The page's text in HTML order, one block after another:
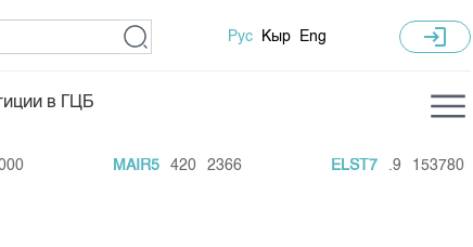
Рус Кыр Eng login
в ГЦБ
MAIR5 420 2366 ELST7 .9 153780